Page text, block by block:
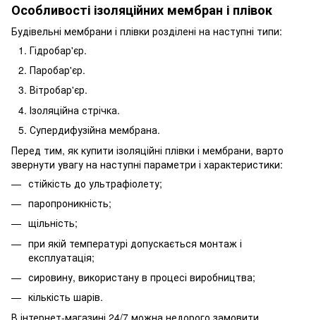
Особливості ізоляційних мембран і плівок
Будівельні мембрани і плівки розділені на наступні типи:
Гідробар'єр.
Паробар'єр.
Вітробар'єр.
Ізоляційна стрічка.
Супердифузійна мембрана.
Перед тим, як купити ізоляційні плівки і мембрани, варто
звернути увагу на наступні параметри і характеристики:
стійкість до ультрафіолету;
паропроникність;
щільність;
при якій температурі допускається монтаж і
експлуатація;
сировину, використану в процесі виробництва;
кількість шарів.
В інтернет-магазині 24/7 можна недорого замовити